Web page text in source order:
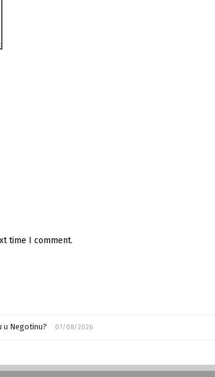
time I comment.
u Negotinu? 07/08/2026